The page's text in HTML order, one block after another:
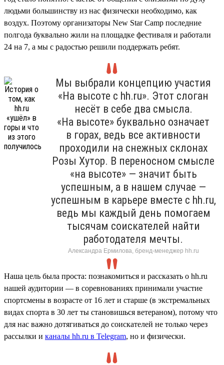
людьми большинству из нас физически необходимо, как
воздух. Поэтому организаторы New Star Camp последние
полгода буквально жили на площадке фестиваля и работали
24 на 7, а мы с радостью решили поддержать ребят.
Мы выбрали концепцию участия
«На высоте с hh.ru». Этот слоган
несёт в себе два смысла.
«На высоте» буквально означает
в горах, ведь все активности
проходили на снежных склонах
Розы Хутор. В переносном смысле
«на высоте» — значит быть
успешным, а в нашем случае —
успешным в карьере вместе с hh.ru,
ведь мы каждый день помогаем
тысячам соискателей найти
работодателя мечты.
Александра Ермилова, бренд-менеджер hh.ru
Наша цель была проста: познакомиться и рассказать о hh.ru
нашей аудитории — в соревнованиях принимали участие
спортсмены в возрасте от 16 лет и старше (в экстремальных
видах спорта в 30 лет ты становишься ветераном), потому что
для нас важно дотягиваться до соискателей не только через
рассылки и каналы hh.ru в Telegram, но и физически.